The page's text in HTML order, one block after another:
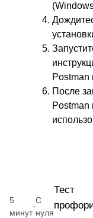
После
Postman
5
минут
·
С
нуля
Тест